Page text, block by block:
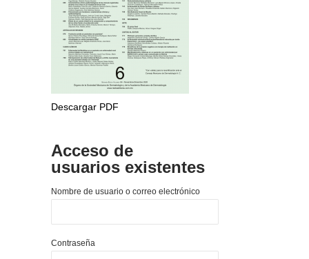
Descargar PDF
Acceso de
usuarios existentes
Nombre de usuario o correo electrónico
Contraseña